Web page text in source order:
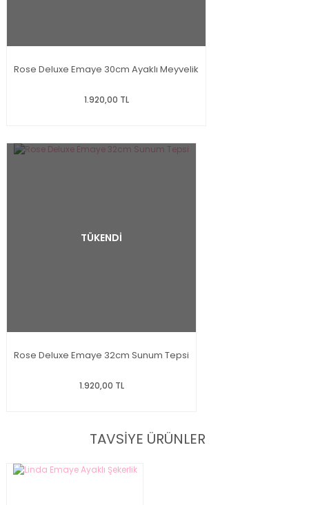
Rose Deluxe Emaye 30cm Ayaklı Meyvelik
1.920,00 TL
TÜKENDİ
Rose Deluxe Emaye 32cm Sunum Tepsi
1.920,00 TL
TAVSİYE ÜRÜNLER